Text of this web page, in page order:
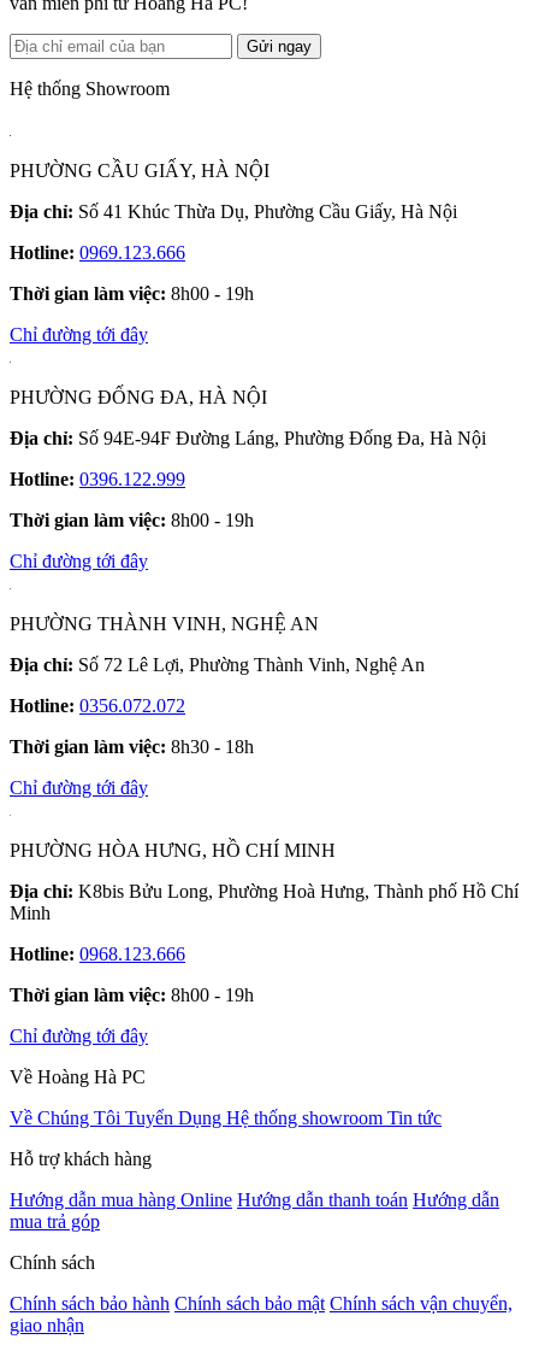
Gửi ngay
Hệ thống Showroom
PHƯỜNG CẦU GIẤY, HÀ NỘI
Địa chỉ: Số 41 Khúc Thừa Dụ, Phường Cầu Giấy, Hà Nội
Hotline: 0969.123.666
Thời gian làm việc: 8h00 - 19h
Chỉ đường tới đây
PHƯỜNG ĐỐNG ĐA, HÀ NỘI
Địa chỉ: Số 94E-94F Đường Láng, Phường Đống Đa, Hà Nội
Hotline: 0396.122.999
Thời gian làm việc: 8h00 - 19h
Chỉ đường tới đây
PHƯỜNG THÀNH VINH, NGHỆ AN
Địa chỉ: Số 72 Lê Lợi, Phường Thành Vinh, Nghệ An
Hotline: 0356.072.072
Thời gian làm việc: 8h30 - 18h
Chỉ đường tới đây
PHƯỜNG HÒA HƯNG, HỒ CHÍ MINH
Địa chỉ: K8bis Bửu Long, Phường Hoà Hưng, Thành phố Hồ Chí
Minh
Hotline: 0968.123.666
Thời gian làm việc: 8h00 - 19h
Chỉ đường tới đây
Về Hoàng Hà PC
Về Chúng Tôi Tuyển Dụng Hệ thống showroom Tin tức
Hỗ trợ khách hàng
Hướng dẫn mua hàng Online Hướng dẫn thanh toán Hướng dẫn
mua trả góp
Chính sách
Chính sách bảo hành Chính sách bảo mật Chính sách vận chuyển,
giao nhận